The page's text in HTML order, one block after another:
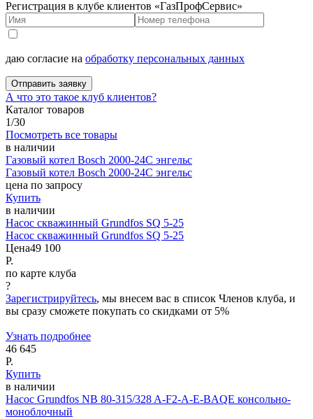
Регистрация в клубе клиентов «ГазПрофСервис»
даю согласие на обработку персональных данных
Отправить заявку
А что это такое клуб клиентов?
Каталог товаров
1/30
Посмотреть все товары
в наличии
Газовый котел Bosch 2000-24C энгельс
Газовый котел Bosch 2000-24C энгельс
цена по запросу
Купить
в наличии
Насос скважинный Grundfos SQ 5-25
Насос скважинный Grundfos SQ 5-25
Цена49 100
Р.
по карте клуба
?
Зарегистрируйтесь, мы внесем вас в список Членов клуба, и
вы сразу сможете покупать со скидками от 5%
Узнать подробнее
46 645
Р.
Купить
в наличии
Насос Grundfos NB 80-315/328 A-F2-A-E-BAQE консольно-
моноблочный